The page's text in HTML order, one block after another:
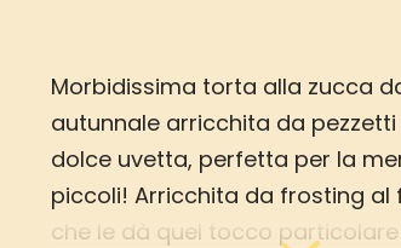
Morbidissima torta alla zucca
autunnale arricchita da
dolce uvetta, perfetta per la
piccoli! Arricchita da frosting al
che le dà quel tocco